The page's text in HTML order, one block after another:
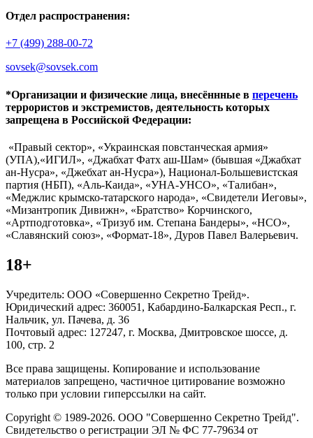
Отдел распространения:
+7 (499) 288-00-72
sovsek@sovsek.com
*Организации и физические лица, внесённные в перечень
террористов и экстремистов, деятельность которых
запрещена в Российской Федерации:
«Правый сектор», «Украинская повстанческая армия»
(УПА),«ИГИЛ», «Джабхат Фатх аш-Шам» (бывшая «Джабхат
ан-Нусра», «Джебхат ан-Нусра»), Национал-Большевистская
партия (НБП), «Аль-Каида», «УНА-УНСО», «Талибан»,
«Меджлис крымско-татарского народа», «Свидетели Иеговы»,
«Мизантропик Дивижн», «Братство» Корчинского,
«Артподготовка», «Тризуб им. Степана Бандеры», «НСО»,
«Славянский союз», «Формат-18», Дуров Павел Валерьевич.
18+
Учредитель: ООО «Совершенно Секретно Трейд».
Юридический адрес: 360051, Кабардино-Балкарская Респ., г.
Нальчик, ул. Пачева, д. 36
Почтовый адрес: 127247, г. Москва, Дмитровское шоссе, д.
100, стр. 2
Все права защищены. Копирование и использование
материалов запрещено, частичное цитирование возможно
только при условии гиперссылки на сайт.
Copyright © 1989-2026. ООО "Совершенно Секретно Трейд".
Свидетельство о регистрации ЭЛ № ФС 77-79634 от